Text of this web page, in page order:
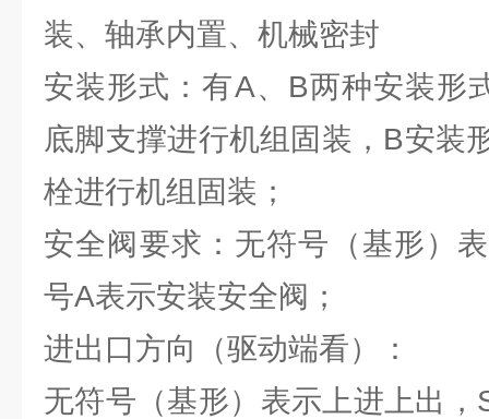
装、轴承内置、机械密封
安装形式：有A、B两种安装形
底脚支撑进行机组固装，B安装
栓进行机组固装；
安全阀要求：无符号（基形）
号A表示安装安全阀；
进出口方向（驱动端看）：
无符号（基形）表示上进上出